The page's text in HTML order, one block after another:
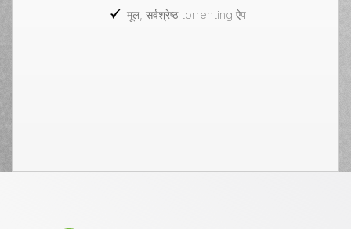
मूल, सर्वश्रेष्ठ torrenting ऐप